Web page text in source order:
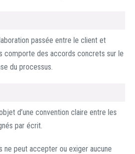
passée entre le client et
comporte des accords concrets sur le
du processus.
d’une convention claire entre les
par écrit.
ne peut accepter ou exiger aucune